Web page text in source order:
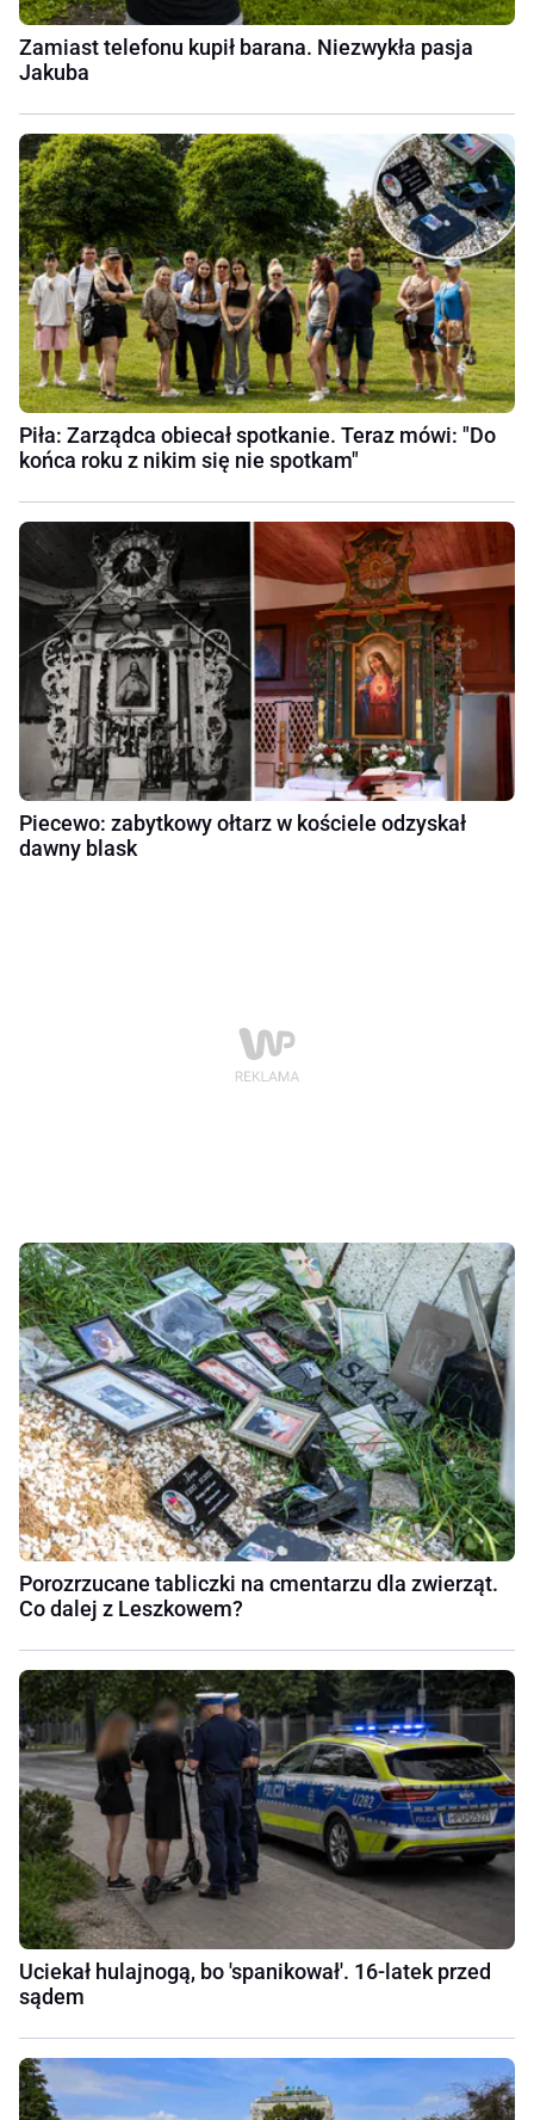
Zamiast telefonu kupił barana. Niezwykła pasja
Jakuba
Piła: Zarządca obiecał spotkanie. Teraz mówi: "Do
końca roku z nikim się nie spotkam"
Piecewo: zabytkowy ołtarz w kościele odzyskał
dawny blask
Porozrzucane tabliczki na cmentarzu dla zwierząt.
Co dalej z Leszkowem?
Uciekał hulajnogą, bo 'spanikował'. 16-latek przed
sądem